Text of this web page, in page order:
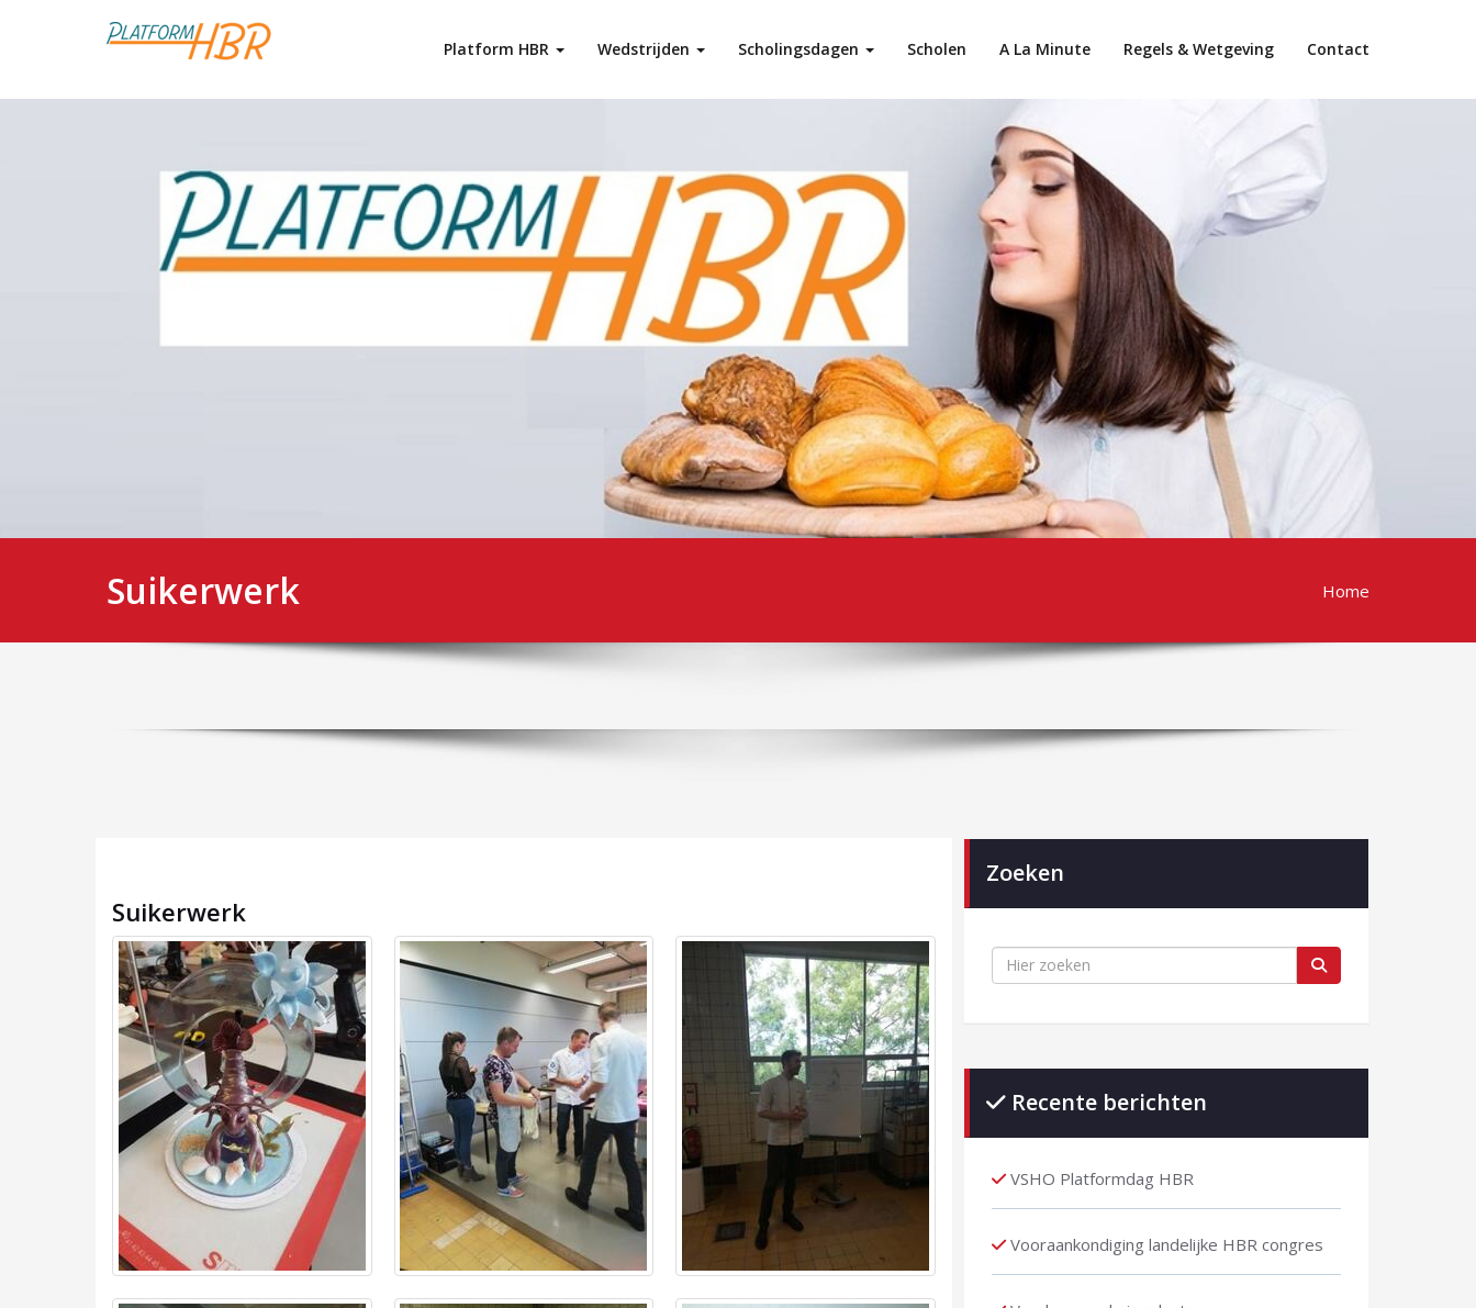
Platform HBR Wedstrijden Scholingsdagen Scholen A La Minute Regels & Wetgeving Contact
Suikerwerk Home
Suikerwerk
Zoeken
Recente berichten
VSHO Platformdag HBR
Vooraankondiging landelijke HBR congres